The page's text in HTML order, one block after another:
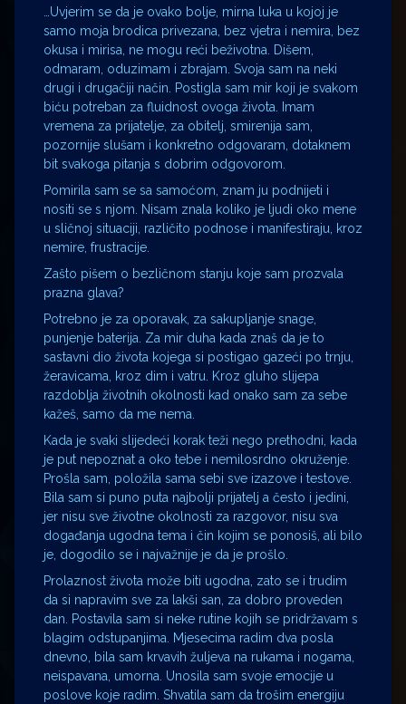
…Uvjerim se da je ovako bolje, mirna luka u kojoj je
samo moja brodica privezana, bez vjetra i nemira, bez
okusa i mirisa, ne mogu reći beživotna. Dišem,
odmaram, oduzimam i zbrajam. Svoja sam na neki
drugi i drugačiji način. Postigla sam mir koji je svakom
biću potreban za fluidnost ovoga života. Imam
vremena za prijatelje, za obitelj, smirenija sam,
pozornije slušam i konkretno odgovaram, dotaknem
bit svakoga pitanja s dobrim odgovorom.
Pomirila sam se sa samoćom, znam ju podnijeti i
nositi se s njom. Nisam znala koliko je ljudi oko mene
u sličnoj situaciji, različito podnose i manifestiraju, kroz
nemire, frustracije.
Zašto pišem o bezličnom stanju koje sam prozvala
prazna glava?
Potrebno je za oporavak, za sakupljanje snage,
punjenje baterija. Za mir duha kada znaš da je to
sastavni dio života kojega si postigao gazeći po trnju,
žeravicama, kroz dim i vatru. Kroz gluho slijepa
razdoblja životnih okolnosti kad onako sam za sebe
kažeš, samo da me nema.
Kada je svaki slijedeći korak teži nego prethodni, kada
je put nepoznat a oko tebe i nemilosrdno okruženje.
Prošla sam, položila sama sebi sve izazove i testove.
Bila sam si puno puta najbolji prijatelj a često i jedini,
jer nisu sve životne okolnosti za razgovor, nisu sva
događanja ugodna tema i čin kojim se ponosiš, ali bilo
je, dogodilo se i najvažnije je da je prošlo.
Prolaznost života može biti ugodna, zato se i trudim
da si napravim sve za lakši san, za dobro proveden
dan. Postavila sam si neke rutine kojih se pridržavam s
blagim odstupanjima. Mjesecima radim dva posla
dnevno, bila sam krvavih žuljeva na rukama i nogama,
neispavana, umorna. Unosila sam svoje emocije u
poslove koje radim. Shvatila sam da trošim energiju